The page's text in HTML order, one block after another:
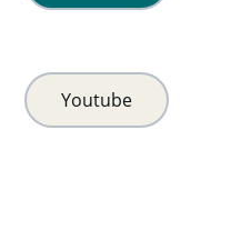
Youtube